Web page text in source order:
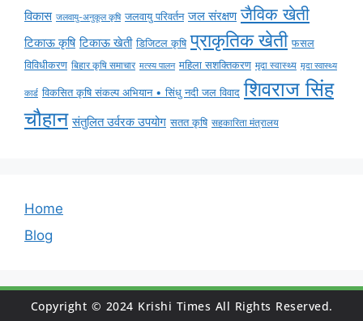
विकास जलवायु-अनुकूल कृषि जलवायु परिवर्तन जल संरक्षण जैविक खेती
टिकाऊ कृषि टिकाऊ खेती डिजिटल कृषि प्राकृतिक खेती फसल
विविधीकरण बिहार कृषि समाचार मत्स्य पालन महिला सशक्तिकरण मृदा स्वास्थ्य मृदा स्वास्थ्य
कार्ड विकसित कृषि संकल्प अभियान • सिंधु नदी जल विवाद शिवराज सिंह
चौहान संतुलित उर्वरक उपयोग सतत कृषि सहकारिता मंत्रालय
Home
Blog
Copyright © 2024 Krishi Times All Rights Reserved.